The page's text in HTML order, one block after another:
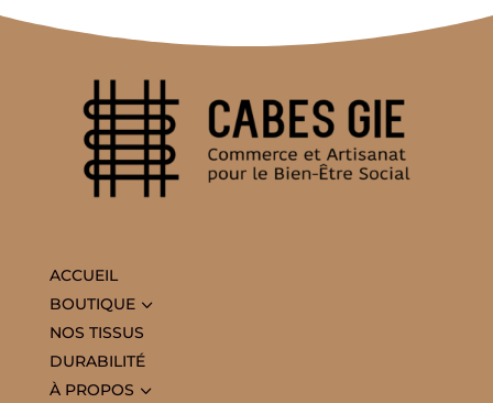
ACCUEIL
BOUTIQUE3
NOS TISSUS
DURABILITÉ
À PROPOS 3